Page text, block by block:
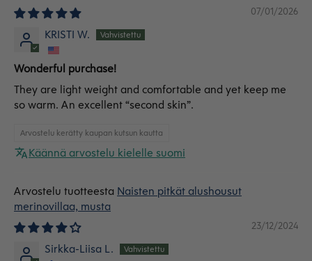
07/01/2026
KRISTI W.
Wonderful purchase!
They are light weight and comfortable and yet keep me
so warm. An excellent “second skin”.
Arvostelu kerätty kaupan kutsun kautta
Käännä arvostelu kielelle suomi
Naisten pitkät alushousut
merinovillaa, musta
23/12/2024
Sirkka-Liisa L.